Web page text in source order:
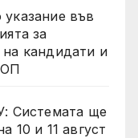
във
за
кандидати и
Системата ще
10 и 11 август